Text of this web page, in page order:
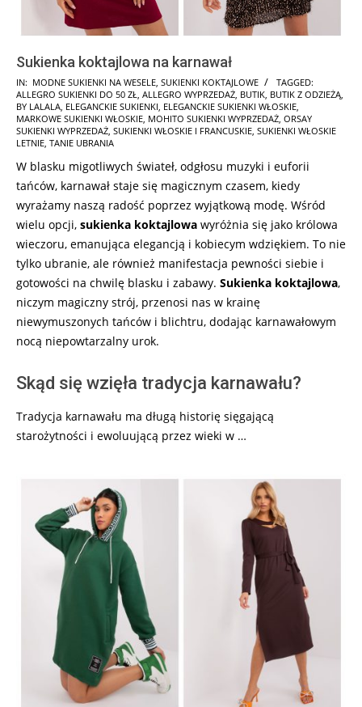
Sukienka koktajlowa na karnawał
2024-
01-
08
IN: MODNE SUKIENKI NA WESELE SUKIENKI KOKTAJLOWE
TAGGED:
ALLEGRO SUKIENKI DO 50 ZŁ ALLEGRO WYPRZEDAŻ BUTIK BUTIK Z ODZIEŻĄ
BY LALALA ELEGANCKIE SUKIENKI ELEGANCKIE SUKIENKI WŁOSKIE
MARKOWE SUKIENKI WŁOSKIE MOHITO SUKIENKI WYPRZEDAŻ ORSAY
SUKIENKI WYPRZEDAŻ SUKIENKI WŁOSKIE I FRANCUSKIE SUKIENKI WŁOSKIE
LETNIE TANIE UBRANIA
W blasku migotliwych świateł, odgłosu muzyki i euforii
tańców, karnawał staje się magicznym czasem, kiedy
wyrażamy naszą radość poprzez wyjątkową modę. Wśród
wielu opcji, sukienka koktajlowa wyróżnia się jako królowa
wieczoru, emanująca elegancją i kobiecym wdziękiem. To nie
tylko ubranie, ale również manifestacja pewności siebie i
gotowości na chwilę blasku i zabawy. Sukienka koktajlowa,
niczym magiczny strój, przenosi nas w krainę
niewymuszonych tańców i blichtru, dodając karnawałowym
nocą niepowtarzalny urok.
Skąd się wzięła tradycja karnawału?
Tradycja karnawału ma długą historię sięgającą
starożytności i ewoluującą przez wieki w …